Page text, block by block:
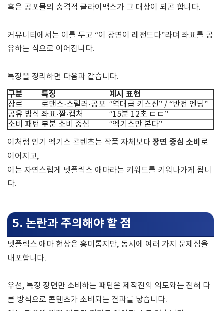
혹은 공포물의 충격적 클라이맥스가 그 대상이 되곤 합니다.
커뮤니티에서는 이를 두고 “이 장면이 레전드다”라며 좌표를 공
유하는 식으로 이어집니다.
특징을 정리하면 다음과 같습니다.
구분 특징 예시 표현
장르 로맨스·스릴러·공포 “역대급 키스신” / “반전 엔딩”
공유 방식 좌표·짤·캡처
“15분 12초 ㄷㄷ”
소비 패턴 부분 소비 중심 “엑기스만 본다”
이처럼 인기 엑기스 콘텐츠는 작품 자체보다 장면 중심 소비 로
이어지고,
이는 자연스럽게 넷플릭스 애마라는 키워드를 키워나가게 됩니
다.
5. 논란과 주의해야 할 점
넷플릭스 애마 현상은 흥미롭지만, 동시에 여러 가지 문제점을
내포합니다.
우선, 특정 장면만 소비하는 패턴은 제작진의 의도와는 전혀 다
른 방식으로 콘텐츠가 소비되는 결과를 낳습니다.